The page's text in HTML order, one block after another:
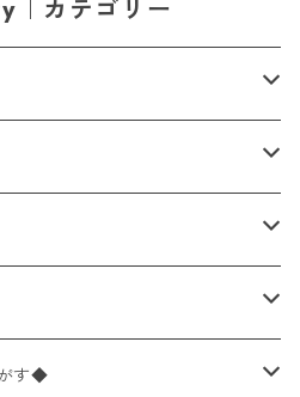
カテゴリー
ック
ック
）す◆